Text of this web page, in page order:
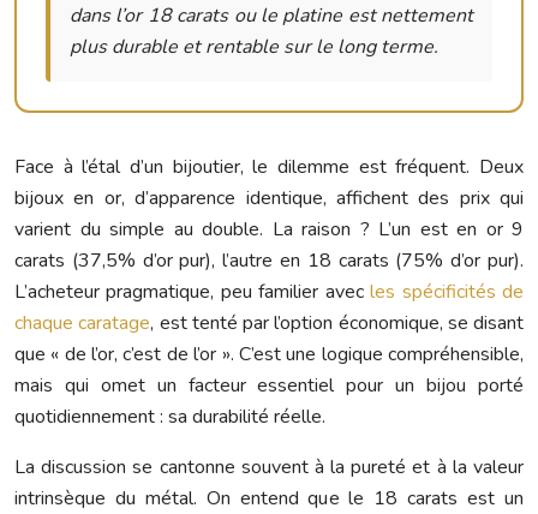
dans l’or 18 carats ou le platine est nettement
plus durable et rentable sur le long terme.
Face à l’étal d’un bijoutier, le dilemme est fréquent. Deux
bijoux en or, d’apparence identique, affichent des prix qui
varient du simple au double. La raison ? L’un est en or 9
carats (37,5% d’or pur), l’autre en 18 carats (75% d’or pur).
L’acheteur pragmatique, peu familier avecles spécificités de
chaque caratage, est tenté par l’option économique, se disant
que « de l’or, c’est de l’or ». C’est une logique compréhensible,
mais qui omet un facteur essentiel pour un bijou porté
quotidiennement : sa durabilité réelle.
La discussion se cantonne souvent à la pureté et à la valeur
intrinsèque du métal. On entend que le 18 carats est un